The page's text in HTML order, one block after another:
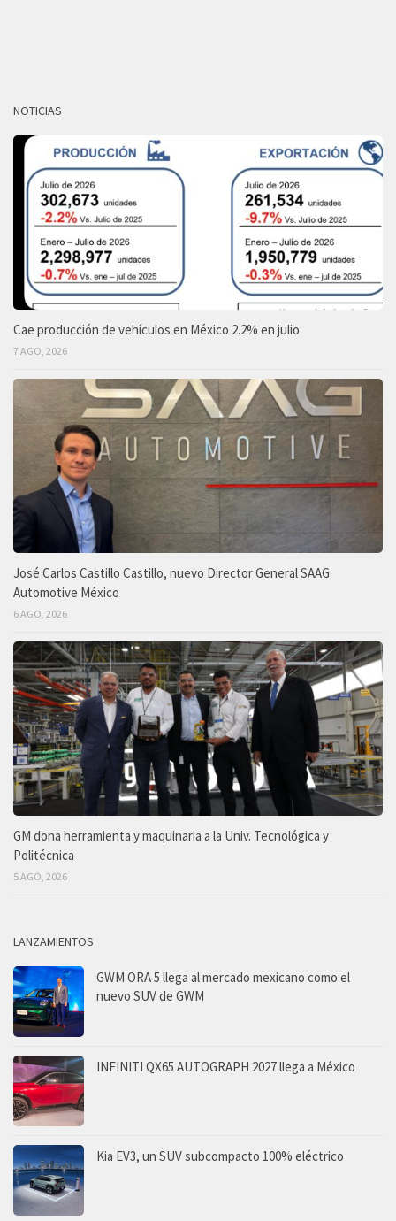
NOTICIAS
Cae producción de vehículos en México 2.2% en julio
7 AGO, 2026
José Carlos Castillo Castillo, nuevo Director General SAAG
Automotive México
6 AGO, 2026
GM dona herramienta y maquinaria a la Univ. Tecnológica y
Politécnica
5 AGO, 2026
LANZAMIENTOS
GWM ORA 5 llega al mercado mexicano como el
nuevo SUV de GWM
INFINITI QX65 AUTOGRAPH 2027 llega a México
Kia EV3, un SUV subcompacto 100% eléctrico